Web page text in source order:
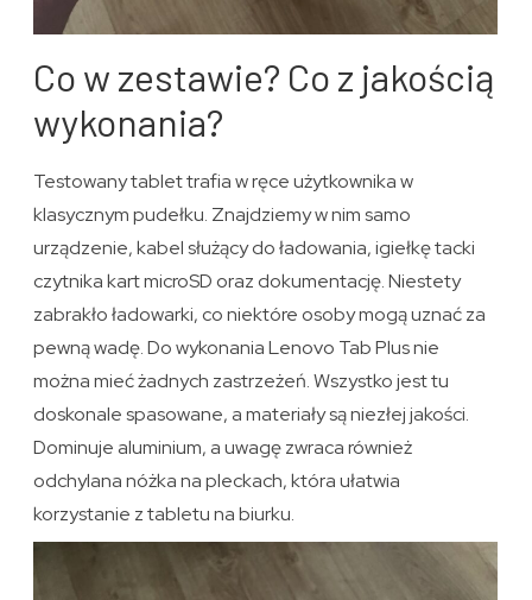
Co w zestawie? Co z jakością
wykonania?
Testowany tablet trafia w ręce użytkownika w
klasycznym pudełku. Znajdziemy w nim samo
urządzenie, kabel służący do ładowania, igiełkę tacki
czytnika kart microSD oraz dokumentację. Niestety
zabrakło ładowarki, co niektóre osoby mogą uznać za
pewną wadę. Do wykonania Lenovo Tab Plus nie
można mieć żadnych zastrzeżeń. Wszystko jest tu
doskonale spasowane, a materiały są niezłej jakości.
Dominuje aluminium, a uwagę zwraca również
odchylana nóżka na pleckach, która ułatwia
korzystanie z tabletu na biurku.